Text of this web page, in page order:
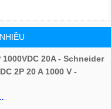
1000VDC 20A - Schneider
2P 20 A 1000 V -